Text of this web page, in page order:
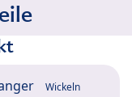
Wickeln